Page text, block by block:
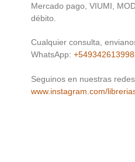
Mercado pago, VIUMI,
débito.
Cualquier consulta,
WhatsApp:
Seguinos en nuestras
www.instagram.com/